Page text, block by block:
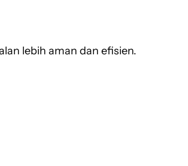
lebih aman dan efisien.